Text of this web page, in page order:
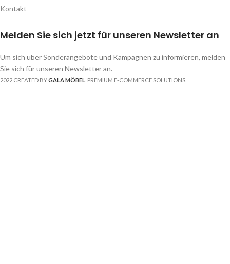
Kontakt
Melden Sie sich jetzt für unseren Newsletter an
Um sich über Sonderangebote und Kampagnen zu informieren, melden
Sie sich für unseren Newsletter an.
2022 CREATED BYGALA MÖBEL . PREMIUM E-COMMERCE SOLUTIONS.